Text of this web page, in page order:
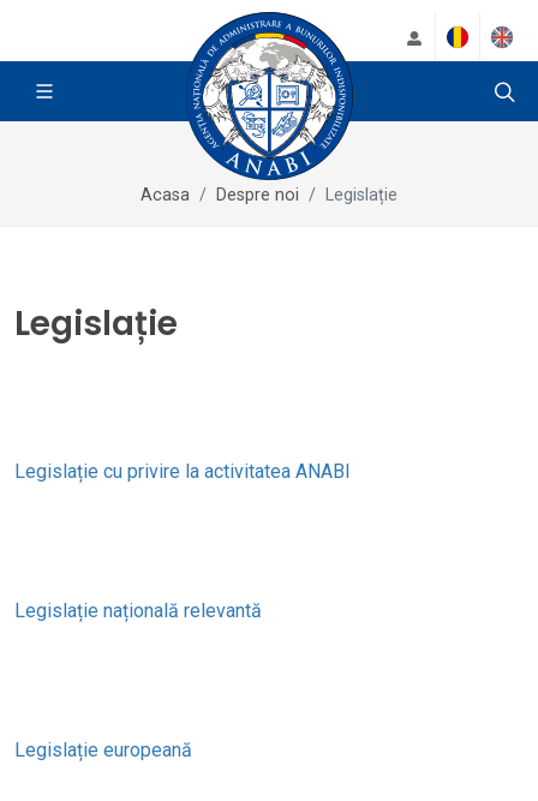
Acasa Despre noi Legislație
Legislație
Legislație cu privire la activitatea ANABI
Legislație națională relevantă
Legislație europeană